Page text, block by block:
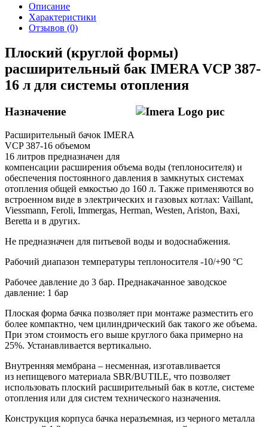
Описание
Характеристики
Отзывов (0)
Плоский (круглой формы)
расширительный бак IMERA VCP 387-
16 л для системы отопления
Назначение
Расширительный бачок IMERA
VCP 387-16 объемом
16 литров предназначен для
компенсации расширения объема воды (теплоносителя) и
обеспечения постоянного давления в замкнутых системах
отопления общей емкостью до 160 л. Также применяются во
встроенном виде в электрических и газовых котлах: Vaillant,
Viessmann, Feroli, Immergas, Herman, Westen, Ariston, Baxi,
Beretta и в других.
Не предназначен для питьевой воды и водоснабжения.
Рабочий диапазон температуры теплоносителя -10/+90 °С
Рабочее давление до 3 бар. Преднакачанное заводское
давление: 1 бар
Плоская форма бачка позволяет при монтаже разместить его
более компактно, чем цилиндрический бак такого же объема.
При этом стоимость его выше круглого бака примерно на
25%. Устанавливается вертикально.
Внутренняя мембрана – несменная, изготавливается
из непищевого материала SBR/BUTILE, что позволяет
использовать плоский расширительный бак в котле, системе
отопления или для систем технического назначения.
Конструкция корпуса бачка неразъемная, из черного металла